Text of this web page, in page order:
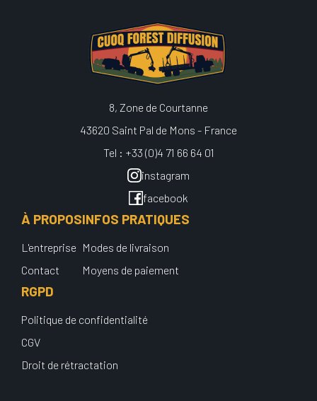
8, Zone de Courtanne
43620 Saint Pal de Mons - France
Tel : +33 (0)4 71 66 64 01
instagram
facebook
À PROPOS
L'entreprise
Contact
INFOS PRATIQUES
Modes de livraison
Moyens de paiement
RGPD
Politique de confidentialité
CGV
Droit de rétractation